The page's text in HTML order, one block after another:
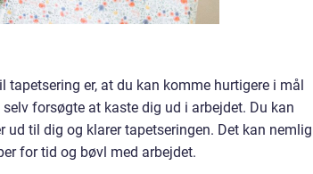
er, at du kan komme hurtigere i mål
forsøgte at kaste dig ud i arbejdet. Du kan
til dig og klarer tapetseringen. Det kan nemlig
for tid og bøvl med arbejdet.